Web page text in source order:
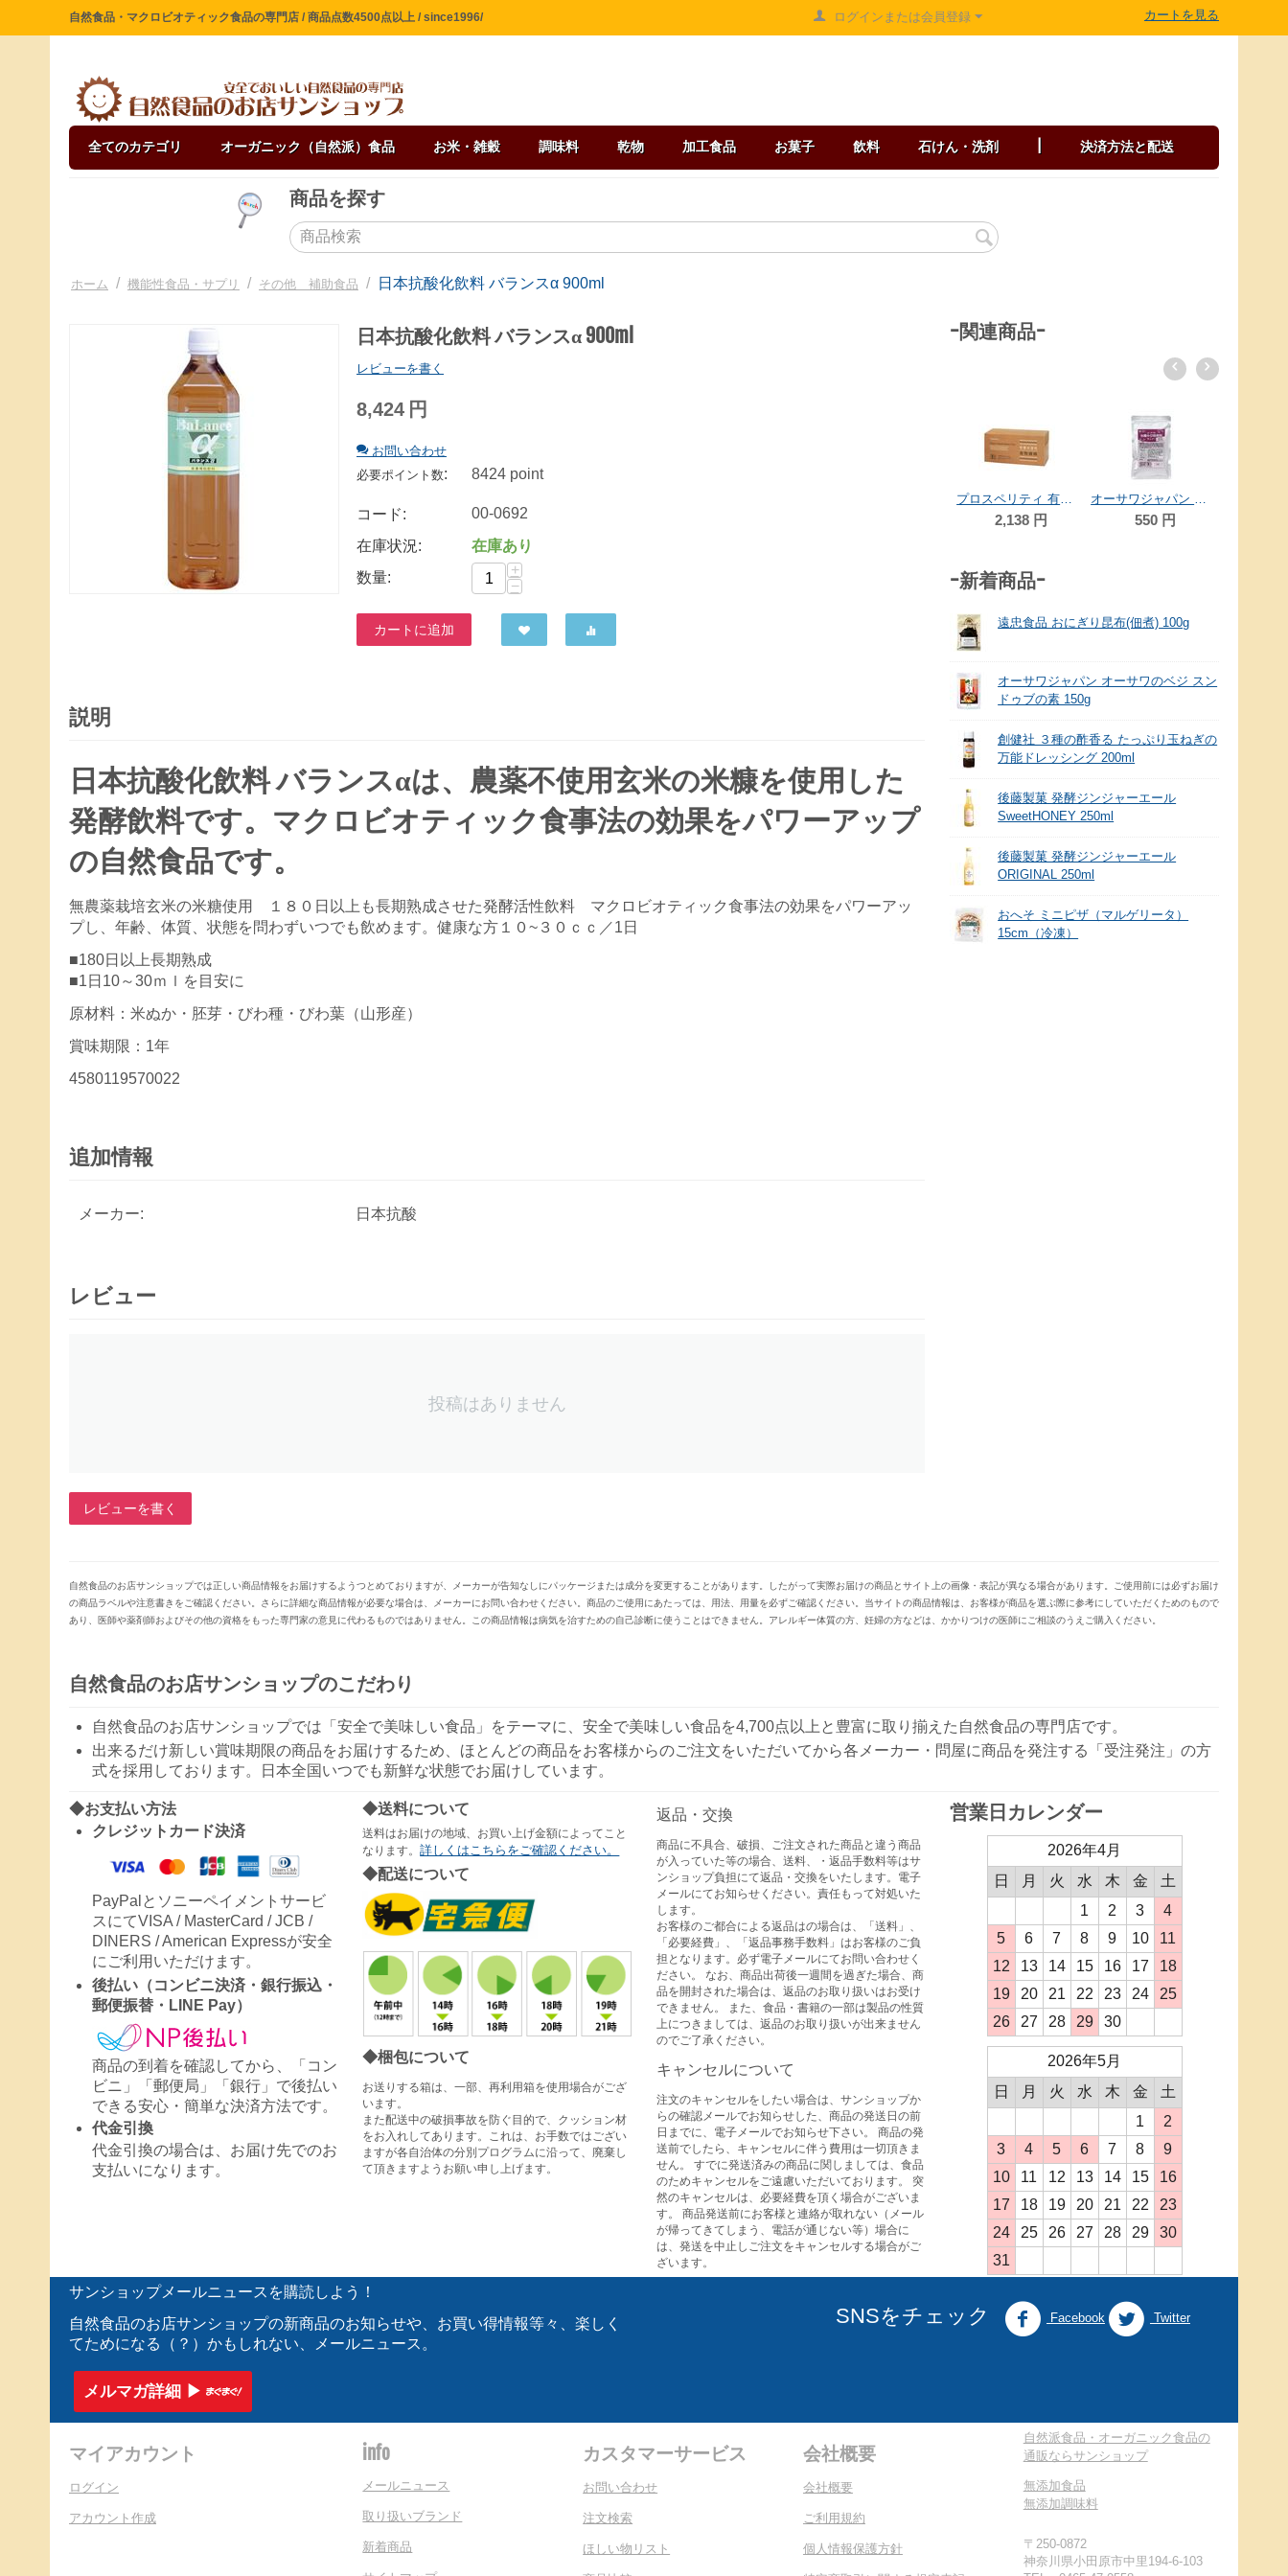
自然食品・マクロビオティック食品の専門店 / 商品点数4500点以上 / since1996/ ログインまたは会員登録 カートを見る
全てのカテゴリ オーガニック（自然派）食品 お米・雑穀 調味料 乾物 加工食品 お菓子 飲料 石けん・洗剤 決済方法と配送
商品を探す
ホーム / 機能性食品・サプリ / その他 補助食品 / 日本抗酸化飲料 バランスα 900ml
日本抗酸化飲料 バランスα 900ml
レビューを書く
8,424 円
お問い合わせ
必要ポイント数: 8424 point
コード:
00-0692
在庫状況:
在庫あり
数量:
+
−
カートに追加
説明
日本抗酸化飲料 バランスαは、農薬不使用玄米の米糠を使用した
発酵飲料です。マクロビオティック食事法の効果をパワーアップ
の自然食品です。
無農薬栽培玄米の米糖使用 １８０日以上も長期熟成させた発酵活性飲料 マクロビオティック食事法の効果をパワーアッ
プし、年齢、体質、状態を問わずいつでも飲めます。健康な方１０~３０ｃｃ／1日
■180日以上長期熟成
■1日10～30ｍｌを目安に
原材料：米ぬか・胚芽・びわ種・びわ葉（山形産）
賞味期限：1年
4580119570022
追加情報
メーカー: 日本抗酸
レビュー
投稿はありません
レビューを書く
-関連商品-
プロスペリティ 有機水溶性食物繊維 180g(6g×30包)
2,138 円
オーサワジャパン オーサワの有機小豆焙煎粉(ヤンノー) 100g
550 円
-新着商品-
遠忠食品 おにぎり昆布(佃煮) 100g
オーサワジャパン オーサワのベジ スン
ドゥブの素 150g
創健社 ３種の酢香る たっぷり玉ねぎの
万能ドレッシング 200ml
後藤製菓 発酵ジンジャーエール
SweetHONEY 250ml
後藤製菓 発酵ジンジャーエール
ORIGINAL 250ml
おへそ ミニピザ（マルゲリータ）
15cm（冷凍）
自然食品のお店サンショップでは正しい商品情報をお届けするようつとめておりますが、メーカーが告知なしにパッケージまたは成分を変更することがあります。したがって実際お届けの商品とサイト上の画像・表記が異なる場合があります。ご使用前には必ずお届け
の商品ラベルや注意書きをご確認ください。さらに詳細な商品情報が必要な場合は、メーカーにお問い合わせください。商品のご使用にあたっては、用法、用量を必ずご確認ください。当サイトの商品情報は、お客様が商品を選ぶ際に参考にしていただくためのもので
あり、医師や薬剤師およびその他の資格をもった専門家の意見に代わるものではありません。この商品情報は病気を治すための自己診断に使うことはできません。アレルギー体質の方、妊婦の方などは、かかりつけの医師にご相談のうえご購入ください。
自然食品のお店サンショップのこだわり
自然食品のお店サンショップでは「安全で美味しい食品」をテーマに、安全で美味しい食品を4,700点以上と豊富に取り揃えた自然食品の専門店です。
出来るだけ新しい賞味期限の商品をお届けするため、ほとんどの商品をお客様からのご注文をいただいてから各メーカー・問屋に商品を発注する「受注発注」の方
式を採用しております。日本全国いつでも新鮮な状態でお届けしています。
◆お支払い方法
クレジットカード決済
PayPalとソニーペイメントサービ
スにてVISA / MasterCard / JCB /
DINERS / American Expressが安全
にご利用いただけます。
後払い（コンビニ決済・銀行振込・
郵便振替・LINE Pay）
商品の到着を確認してから、「コン
ビニ」「郵便局」「銀行」で後払い
できる安心・簡単な決済方法です。
代金引換
代金引換の場合は、お届け先でのお
支払いになります。
◆送料について
送料はお届けの地域、お買い上げ金額によってこと
なります。詳しくはこちらをご確認ください。
◆配送について
◆梱包について
お送りする箱は、一部、再利用箱を使用場合がござ
います。
また配送中の破損事故を防ぐ目的で、クッション材
をお入れしてあります。これは、お手数ではござい
ますが各自治体の分別プログラムに沿って、廃棄し
て頂きますようお願い申し上げます。
返品・交換
商品に不具合、破損、ご注文された商品と違う商品
が入っていた等の場合、送料、・返品手数料等はサ
ンショップ負担にて返品・交換をいたします。電子
メールにてお知らせください。責任もって対処いた
します。
お客様のご都合による返品はの場合は、「送料」、
「必要経費」、「返品事務手数料」はお客様のご負
担となります。必ず電子メールにてお問い合わせく
ださい。 なお、商品出荷後一週間を過ぎた場合、商
品を開封された場合は、返品のお取り扱いはお受け
できません。 また、食品・書籍の一部は製品の性質
上につきましては、返品のお取り扱いが出来ません
のでご了承ください。
キャンセルについて
注文のキャンセルをしたい場合は、サンショップか
らの確認メールでお知らせした、商品の発送日の前
日までに、電子メールでお知らせ下さい。 商品の発
送前でしたら、キャンセルに伴う費用は一切頂きま
せん。 すでに発送済みの商品に関しましては、食品
のためキャンセルをご遠慮いただいております。 突
然のキャンセルは、必要経費を頂く場合がございま
す。 商品発送前にお客様と連絡が取れない（メール
が帰ってきてしまう、電話が通じない等）場合に
は、発送を中止しご注文をキャンセルする場合がご
ざいます。
営業日カレンダー
2026年4月
日
月 火 水 木 金
土
1
2 3
4
5
6 7 8 9 10
11
12
13 14 15 16 17
18
19
20 21 22 23 24
25
26
27 28 29 30
2026年5月
日
月 火 水 木 金
土
1
2
3
4 5 6 7 8
9
10
11 12 13 14 15
16
17
18 19 20 21 22
23
24
25 26 27 28 29
30
31
サンショップメールニュースを購読しよう！
自然食品のお店サンショップの新商品のお知らせや、お買い得情報等々、楽しく
てためになる（？）かもしれない、メールニュース。
メルマガ詳細 ▶︎
SNSをチェック Facebook Twitter
マイアカウント
ログイン
アカウント作成
info
メールニュース
取り扱いブランド
新着商品
カスタマーサービス
お問い合わせ
注文検索
ほしい物リスト
会社概要
会社概要
ご利用規約
個人情報保護方針
自然派食品・オーガニック食品の
通販ならサンショップ
無添加食品
無添加調味料
〒250-0872
神奈川県小田原市中里194-6-103